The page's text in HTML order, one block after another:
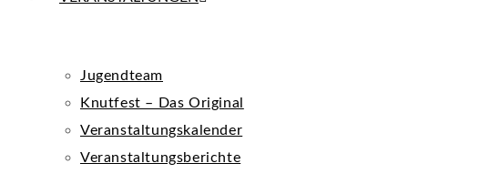
Jugendteam
Knutfest – Das Original
Veranstaltungskalender
Veranstaltungsberichte